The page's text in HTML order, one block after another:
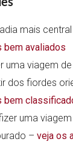
mais
bem avaliados
uma viagem
dos fiordes
bem
uma
–veja os